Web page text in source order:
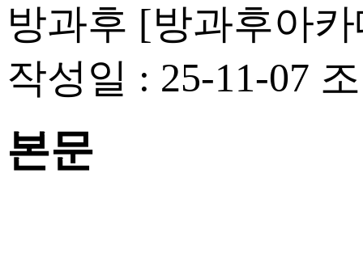
방과후 [방과후아
작성일 : 25-11-07
본문